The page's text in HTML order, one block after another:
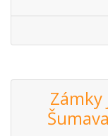
Zámky